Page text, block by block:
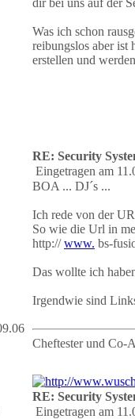
dir bei uns auf der
Was ich schon
reibungslos aber ist
erstellen und
RE: Security
Eingetragen am
BOA ... DJ´s ...
Ich rede von der
So wie die Url in
http://www. bs-
Das wollte ich
Irgendwie sind
Cheftester und Co-
RE: Security
Eingetragen am